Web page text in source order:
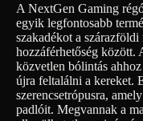
A NextGen Gaming
egyik legfontosabb
szakadékot a
hozzáférhetőség között.
közvetlen bólintás
újra feltalálni a kereket.
szerencsetrópusra,
padlóit. Megvannak a